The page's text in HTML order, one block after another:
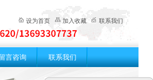
设为首页 加入收藏 联系我们
言咨询 联系我们